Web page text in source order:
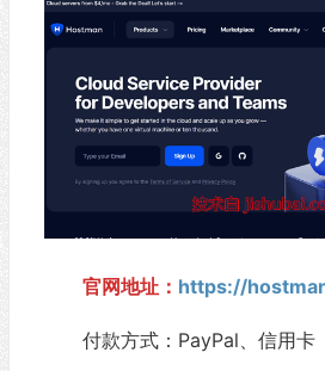
官网地址： https://
付款方式：PayPal、信用卡